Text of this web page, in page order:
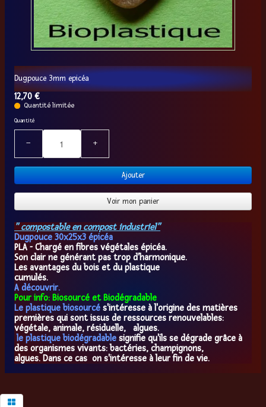
Dugpouce 3mm epicéa
12,70 €
Quantité limitée
Quantité
− +
Ajouter
Voir mon panier
" compostable en compost industriel"
Dugpouce 30x25x3 épicéa
PLA - Chargé en fibres végétales épicéa.
Son clair ne générant pas trop d'harmonique.
Les avantages du bois et du plastique
cumulés.
A découvrir.
Pour info: Biosourcé et Biodégradable
Le plastique biosourcé s'intéresse à l'origine des matières
premières qui sont issus de ressources renouvelables:
végétale, animale, résiduelle, algues.
le plastique biodégradable signifie qu'ils se dégrade grâce à
des organismes vivants: bactéries, champignons,
algues. Dans ce cas on s'intéresse à leur fin de vie.